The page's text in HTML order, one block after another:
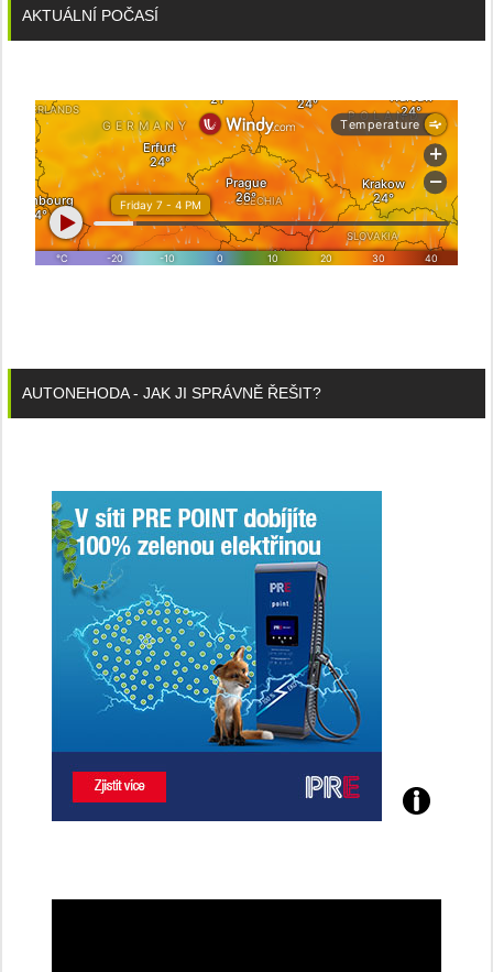
AKTUÁLNÍ POČASÍ
AUTONEHODA - JAK JI SPRÁVNĚ ŘEŠIT?
Poznejte